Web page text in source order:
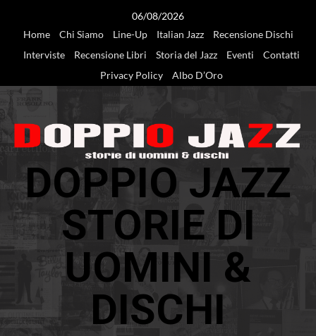
06/08/2026
Home
Chi Siamo Line-Up Italian Jazz
Recensione Dischi
Interviste
Recensione Libri Storia del Jazz Eventi
Contatti
Privacy Policy
Albo D’Oro
DOPPIO JAZZ
STORIE DI
UOMINI &
DISCHI